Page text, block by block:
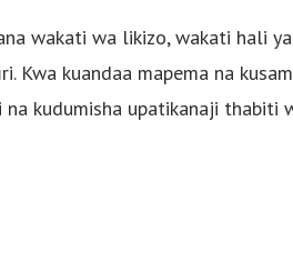
wakati wa likizo, wakati hali
Kwa kuandaa mapema na
kudumisha upatikanaji thabiti